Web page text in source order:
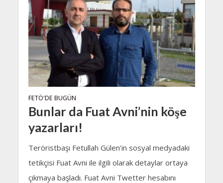
FETÖ'DE BUGÜN
Bunlar da Fuat Avni’nin köşe
yazarları!
Teröristbaşı Fetullah Gülen’in sosyal medyadaki
tetikçisi Fuat Avni ile ilgili olarak detaylar ortaya
çıkmaya başladı. Fuat Avni Twetter hesabını